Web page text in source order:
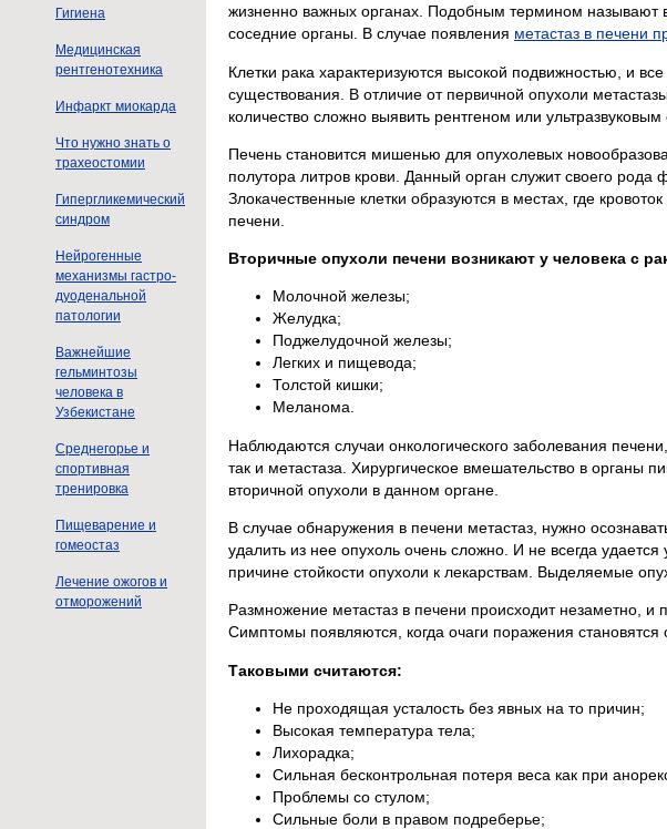
Гигиена
Медицинская
рентгенотехника
Инфаркт миокарда
Что нужно знать о
трахеостомии
Гипергликемический
синдром
Нейрогенные
механизмы гастро-
дуоденальной
патологии
Важнейшие
гельминтозы
человека в
Узбекистане
Среднегорье и
спортивная
тренировка
Пищеварение и
гомеостаз
Лечение ожогов и
отморожений
жизненно важных органах. Подобным термином называют
соседние органы. В случае появления метастаз в печени
Клетки рака характеризуются высокой подвижностью, и
существования. В отличие от первичной опухоли
количество сложно выявить рентгеном или
Печень становится мишенью для опухолевых
полутора литров крови. Данный орган служит своего рода
Злокачественные клетки образуются в местах, где
печени.
Вторичные опухоли печени возникают у человека с
Молочной железы;
Желудка;
Поджелудочной железы;
Легких и пищевода;
Толстой кишки;
Меланома.
Наблюдаются случаи онкологического заболевания
так и метастаза. Хирургическое вмешательство в органы
вторичной опухоли в данном органе.
В случае обнаружения в печени метастаз, нужно
удалить из нее опухоль очень сложно. И не всегда
причине стойкости опухоли к лекарствам. Выделяемые
Размножение метастаз в печени происходит незаметно, и
Симптомы появляются, когда очаги поражения
Таковыми считаются:
Не проходящая усталость без явных на то причин;
Высокая температура тела;
Лихорадка;
Сильная бесконтрольная потеря веса как при
Проблемы со стулом;
Сильные боли в правом подреберье;